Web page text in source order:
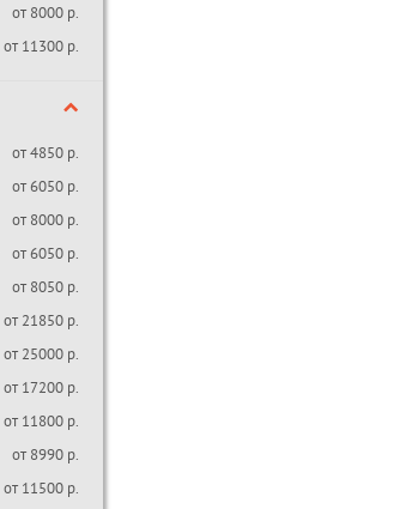
от 8000 р.
от 11300 р.
от 4850 р.
от 6050 р.
от 8000 р.
от 6050 р.
от 8050 р.
от 21850 р.
от 25000 р.
от 17200 р.
от 11800 р.
от 8990 р.
от 11500 р.